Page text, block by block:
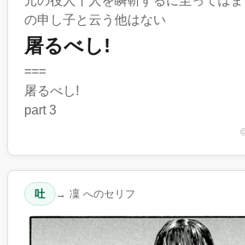
の申し子と云う他はない
屠るべし!
===
屠るべし!
part 3
吐 → 凜 へのセリフ